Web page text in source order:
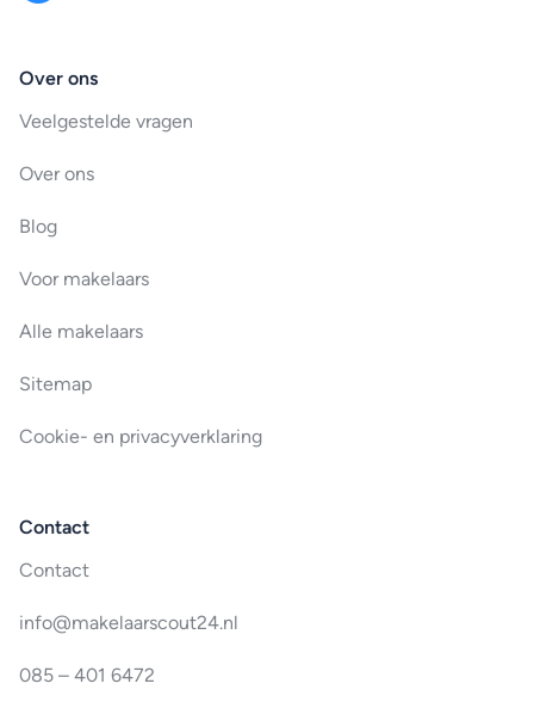
Over ons
Veelgestelde vragen
Over ons
Blog
Voor makelaars
Alle makelaars
Sitemap
Cookie- en privacyverklaring
Contact
Contact
info@makelaarscout24.nl
085 – 401 6472